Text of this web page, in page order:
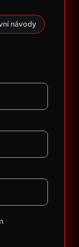
návody